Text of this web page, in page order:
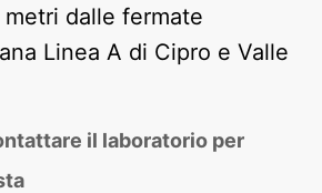
dalle fermate
Linea A di Cipro e Valle
il laboratorio per